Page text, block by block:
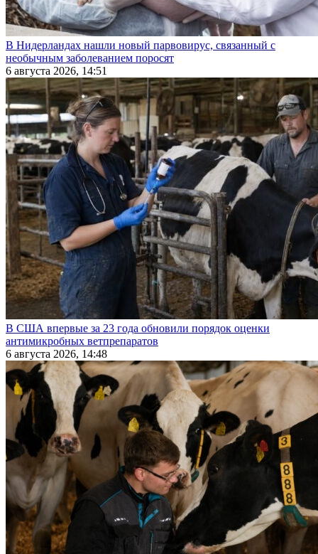
В Нидерландах нашли новый парвовирус, связанный с
необычным заболеванием поросят
6 августа 2026, 14:51
В США впервые за 23 года обновили порядок оценки
антимикробных ветпрепаратов
6 августа 2026, 14:48